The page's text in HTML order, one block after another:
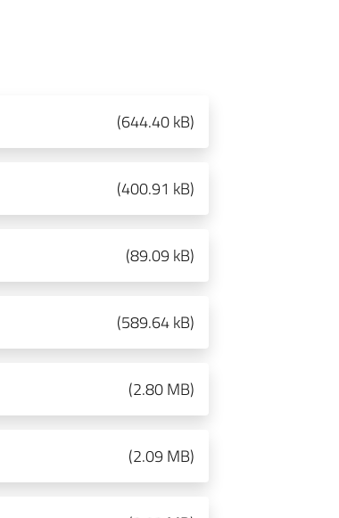
(644.40 kB)
(400.91 kB)
(89.09 kB)
(589.64 kB)
(2.80 MB)
(2.09 MB)